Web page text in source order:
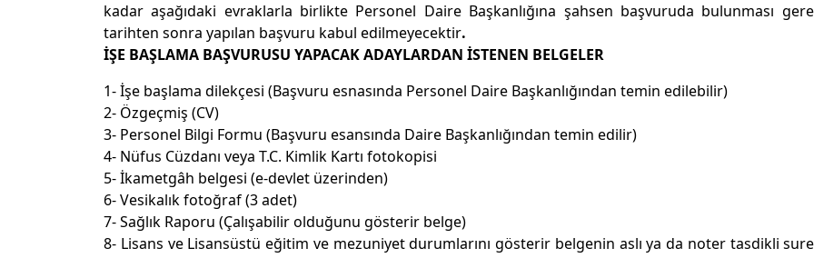
kadar aşağıdaki evraklarla birlikte Personel Daire Başkanlığına şahsen başvuruda bulunması
tarihten sonra yapılan başvuru kabul edilmeyecektir.
İŞE BAŞLAMA BAŞVURUSU YAPACAK ADAYLARDAN İSTENEN BELGELER
1- İşe başlama dilekçesi (Başvuru esnasında Personel Daire Başkanlığından temin edilebilir)
2- Özgeçmiş (CV)
3- Personel Bilgi Formu (Başvuru esansında Daire Başkanlığından temin edilir)
4- Nüfus Cüzdanı veya T.C. Kimlik Kartı fotokopisi
5- İkametgâh belgesi (e-devlet üzerinden)
6- Vesikalık fotoğraf (3 adet)
7- Sağlık Raporu (Çalışabilir olduğunu gösterir belge)
8- Lisans ve Lisansüstü eğitim ve mezuniyet durumlarını gösterir belgenin aslı ya da noter tasdikli